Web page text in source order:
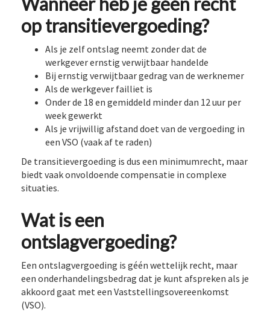
op transitievergoeding?
Als je zelf ontslag neemt zonder dat de
werkgever ernstig verwijtbaar handelde
Bij ernstig verwijtbaar gedrag van de werknemer
Als de werkgever failliet is
Onder de 18 en gemiddeld minder dan 12 uur per
week gewerkt
Als je vrijwillig afstand doet van de vergoeding in
een VSO (vaak af te raden)
De transitievergoeding is dus een minimumrecht, maar
biedt vaak onvoldoende compensatie in complexe
situaties.
Wat is een
ontslagvergoeding?
Een ontslagvergoeding is géén wettelijk recht, maar
een onderhandelingsbedrag dat je kunt afspreken als je
akkoord gaat met een Vaststellingsovereenkomst
(VSO).